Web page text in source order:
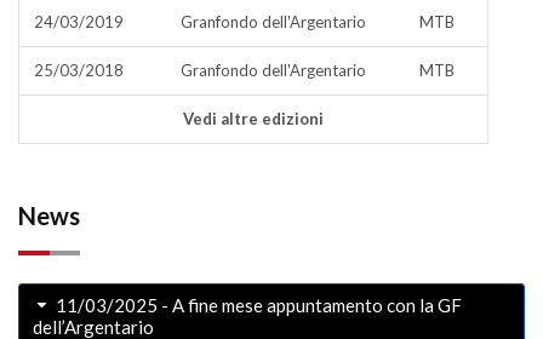
24/03/2019 Granfondo dell'Argentario MTB
25/03/2018 Granfondo dell'Argentario MTB
Vedi altre edizioni
News
11/03/2025 - A fine mese appuntamento con la GF
dell’Argentario